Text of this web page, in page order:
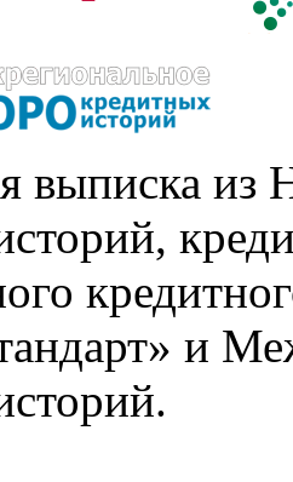
выписка из
и